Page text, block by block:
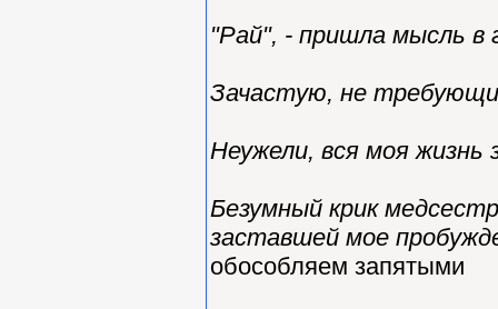
"Рай", - пришла мысль в
Зачастую, не
Неужели, вся моя жизнь
Безумный крик
заставшей мое
обособляем запятыми